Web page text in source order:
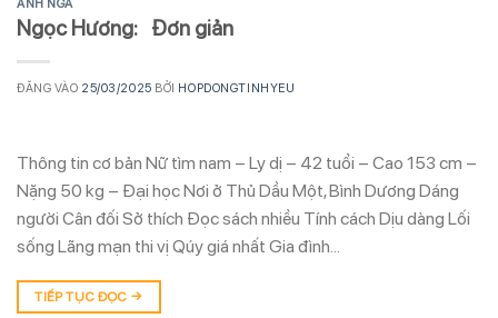
Ngọc Hương: Đơn giản
ĐĂNG VÀO 25/03/2025 BỞI HOPDONGTINHYEU
Thông tin cơ bản Nữ tìm nam – Ly dị – 42 tuổi – Cao 153 cm –
Nặng 50 kg – Đại học Nơi ở Thủ Dầu Một, Bình Dương Dáng
người Cân đối Sở thích Đọc sách nhiều Tính cách Dịu dàng Lối
sống Lãng mạn thi vị Qúy giá nhất Gia đình…
TIẾP TỤC ĐỌC →